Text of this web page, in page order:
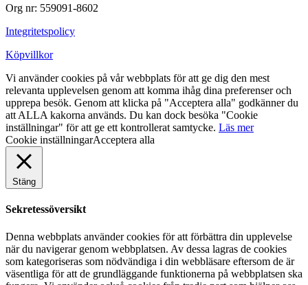
Org nr: 559091-8602
Integritetspolicy
Köpvillkor
Vi använder cookies på vår webbplats för att ge dig den mest
relevanta upplevelsen genom att komma ihåg dina preferenser och
upprepa besök. Genom att klicka på "Acceptera alla" godkänner du
att ALLA kakorna används. Du kan dock besöka "Cookie
inställningar" för att ge ett kontrollerat samtycke. Läs mer
Cookie inställningarAcceptera alla
Stäng
Sekretessöversikt
Denna webbplats använder cookies för att förbättra din upplevelse
när du navigerar genom webbplatsen. Av dessa lagras de cookies
som kategoriseras som nödvändiga i din webbläsare eftersom de är
väsentliga för att de grundläggande funktionerna på webbplatsen ska